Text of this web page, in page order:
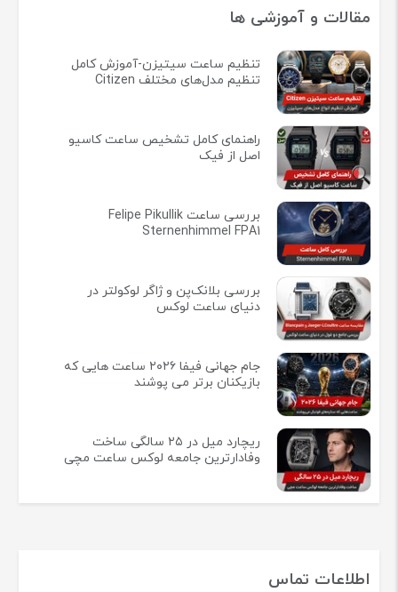
مقالات و آموزشی ها
تنظیم ساعت سیتیزن-آموزش کامل
تنظیم مدل‌های مختلف Citizen
راهنمای کامل تشخیص ساعت کاسیو
اصل از فیک
بررسی ساعت Felipe Pikullik
Sternenhimmel FPA1
بررسی بلانک‌پن و ژاگر لوکولتر در
دنیای ساعت لوکس
جام جهانی فیفا ۲۰۲۶ ساعت هایی که
بازیکنان برتر می پوشند
ریچارد میل در ۲۵ سالگی ساخت
وفادارترین جامعه لوکس ساعت مچی
اطلاعات تماس